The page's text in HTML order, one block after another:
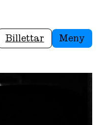
Billettar Meny